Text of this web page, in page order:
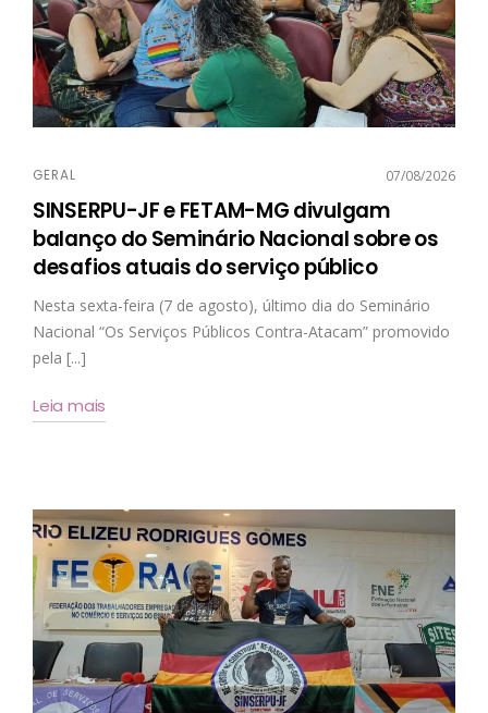
GERAL 07/08/2026
SINSERPU-JF e FETAM-MG divulgam
balanço do Seminário Nacional sobre os
desafios atuais do serviço público
Nesta sexta-feira (7 de agosto), último dia do Seminário
Nacional “Os Serviços Públicos Contra-Atacam” promovido
pela [...]
Leia mais